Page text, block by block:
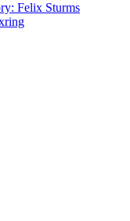
Felix Sturms